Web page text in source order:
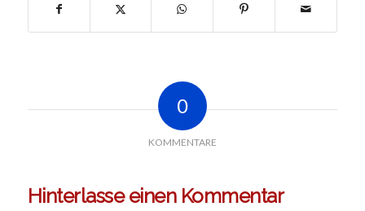
0
KOMMENTARE
Hinterlasse einen Kommentar